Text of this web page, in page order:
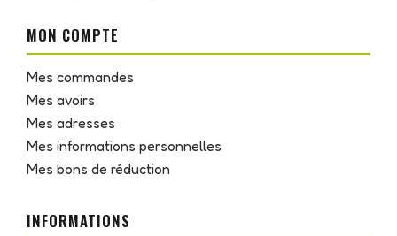
MON COMPTE
Mes commandes
Mes avoirs
Mes adresses
Mes informations personnelles
Mes bons de réduction
INFORMATIONS